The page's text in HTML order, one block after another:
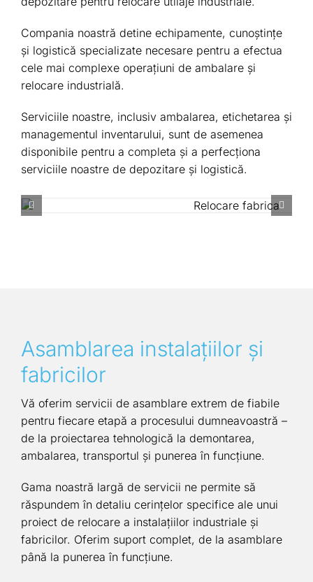
Compania noastră detine echipamente, cunoștințe
și logistică specializate necesare pentru a efectua
cele mai complexe operațiuni de ambalare și
relocare industrială.
Serviciile noastre, inclusiv ambalarea, etichetarea și
managementul inventarului, sunt de asemenea
disponibile pentru a completa și a perfecţiona
serviciile noastre de depozitare și logistică.
Asamblarea instalaţiilor şi
fabricilor
Vă oferim servicii de asamblare extrem de fiabile
pentru fiecare etapă a procesului dumneavoastră –
de la proiectarea tehnologică la demontarea,
ambalarea, transportul și punerea în funcțiune.
Gama noastră largă de servicii ne permite să
răspundem în detaliu cerințelor specifice ale unui
proiect de relocare a instalațiilor industriale și
fabricilor. Oferim suport complet, de la asamblare
până la punerea în funcțiune.